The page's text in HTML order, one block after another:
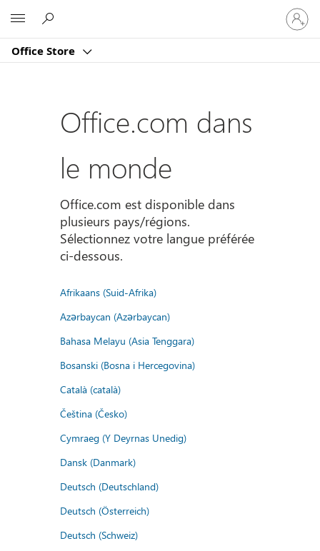
Office Store
vous
à
compte
Office.com dans
le monde
Office.com est disponible dans
plusieurs pays/régions.
Sélectionnez votre langue préférée
ci-dessous.
Afrikaans (Suid-Afrika)
Azərbaycan (Azərbaycan)
Bahasa Melayu (Asia Tenggara)
Bosanski (Bosna i Hercegovina)
Català (català)
Čeština (Česko)
Cymraeg (Y Deyrnas Unedig)
Dansk (Danmark)
Deutsch (Deutschland)
Deutsch (Österreich)
Deutsch (Schweiz)